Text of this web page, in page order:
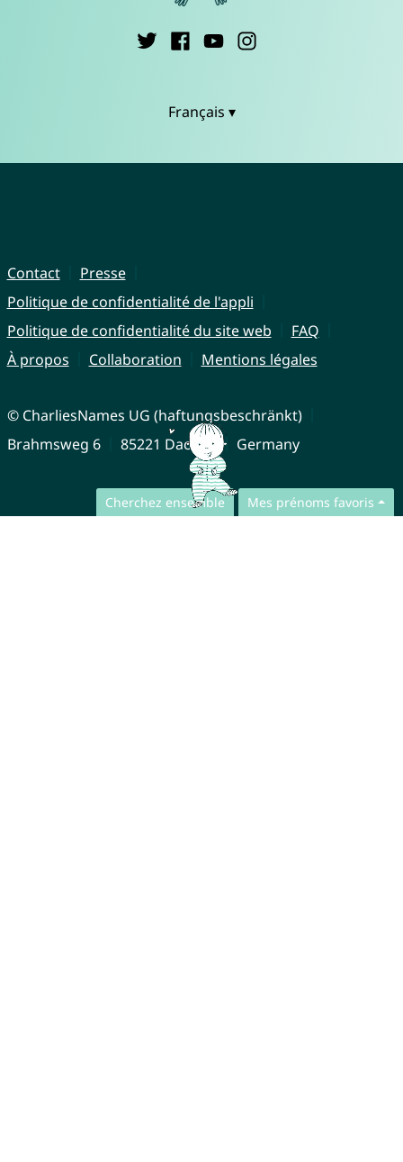
Cherchez ensemble Mes prénoms favoris
Français ▾
Contact
Presse
Politique de confidentialité de l'appli
Politique de confidentialité du site web
FAQ
À propos
Collaboration Mentions légales
© CharliesNames UG (haftungsbeschränkt)
Brahmsweg 6
85221 Dachau Germany